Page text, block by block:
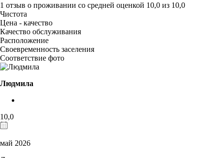
1 отзыв о проживании со средней оценкой 10,0 из 10,0
Чистота
Цена - качество
Качество обслуживания
Расположение
Своевременность заселения
Соответствие фото
Людмила
10,0
май 2026